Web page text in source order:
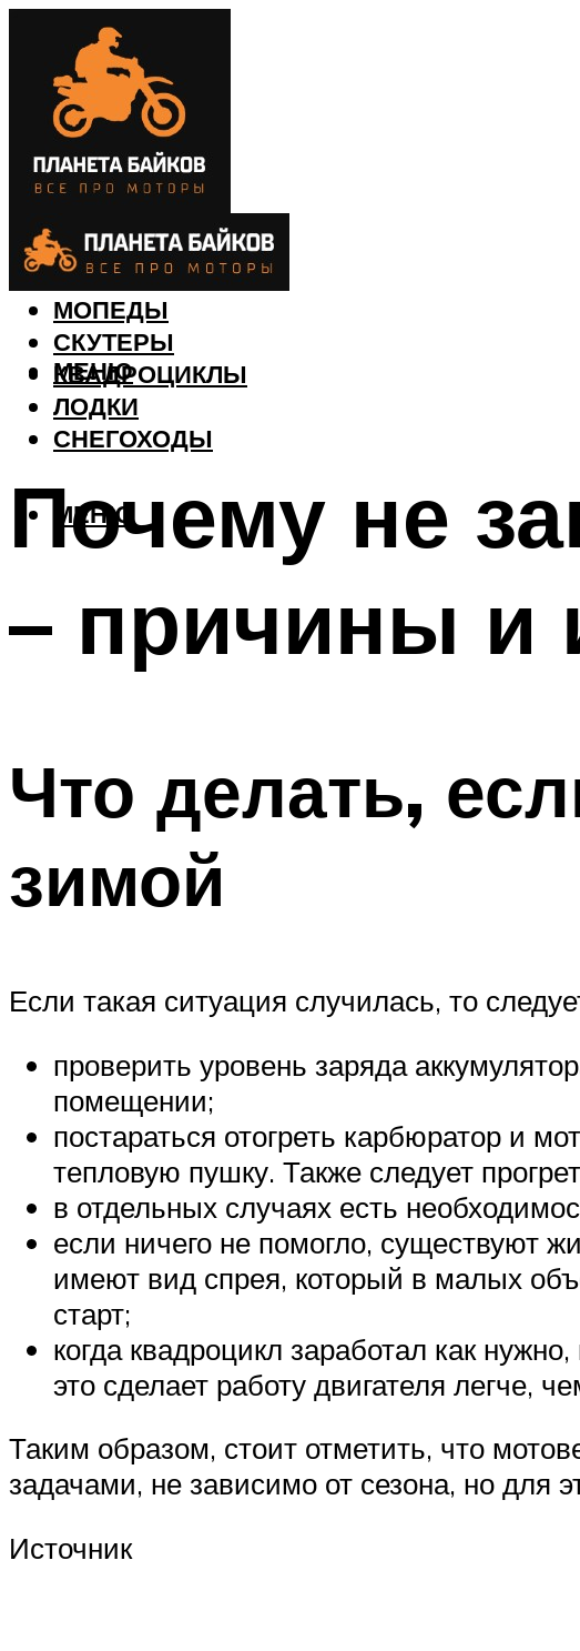
МОТОЦИКЛЫ
МОПЕДЫ
СКУТЕРЫ
КВАДРОЦИКЛЫ
ЛОДКИ
СНЕГОХОДЫ
МЕНЮ
МЕНЮ
Почему не
– причины и
Что делать,
зимой
Если такая ситуация случилась, то
проверить уровень заряда
помещении;
постараться отогреть карбюратор и
тепловую пушку. Также следует
в отдельных случаях есть
если ничего не помогло, существуют
имеют вид спрея, который в малых
старт;
когда квадроцикл заработал как
это сделает работу двигателя легче,
Таким образом, стоит отметить, что
задачами, не зависимо от сезона, но для
Источник